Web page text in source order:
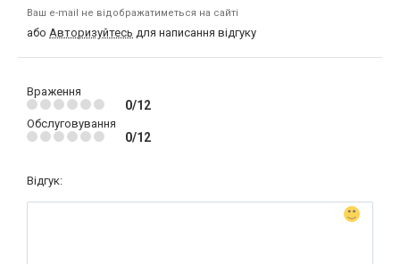
Ваш e-mail не відображатиметься на сайті
або Авторизуйтесь для написання відгуку
Враження
0/12
Обслуговування
0/12
Відгук: